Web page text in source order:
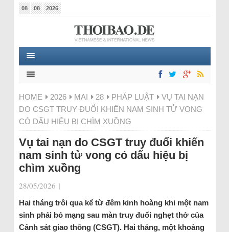
08 08 2026
HOME 2026 MAI 28 PHÁP LUẬT
VỤ TAI NẠN
DO CSGT TRUY ĐUỔI KHIẾN NAM SINH TỬ VONG
CÓ DẤU HIỆU BỊ CHÌM XUỒNG
Vụ tai nạn do CSGT truy đuổi khiến
nam sinh tử vong có dấu hiệu bị
chìm xuồng
28/05/2026 |
Hai tháng trôi qua kể từ đêm kinh hoàng khi một nam
sinh phải bỏ mạng sau màn truy đuổi nghẹt thở của
Cảnh sát giao thông (CSGT). Hai tháng, một khoảng